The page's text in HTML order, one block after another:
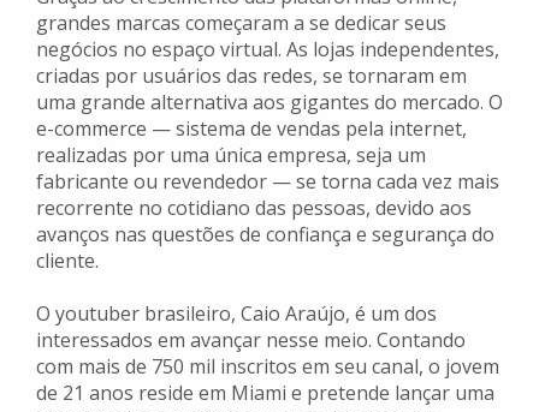
grandes marcas começaram a se dedicar seus
negócios no espaço virtual. As lojas independentes,
criadas por usuários das redes, se tornaram em
uma grande alternativa aos gigantes do mercado. O
e-commerce — sistema de vendas pela internet,
realizadas por uma única empresa, seja um
fabricante ou revendedor — se torna cada vez mais
recorrente no cotidiano das pessoas, devido aos
avanços nas questões de confiança e segurança do
cliente.
O youtuber brasileiro, Caio Araújo, é um dos
interessados em avançar nesse meio. Contando
com mais de 750 mil inscritos em seu canal, o jovem
de 21 anos reside em Miami e pretende lançar uma